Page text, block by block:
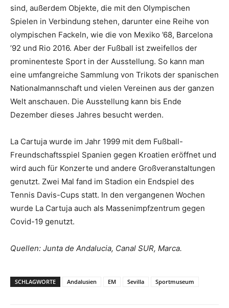
sind, außerdem Objekte, die mit den Olympischen
Spielen in Verbindung stehen, darunter eine Reihe von
olympischen Fackeln, wie die von Mexiko ’68, Barcelona
’92 und Rio 2016. Aber der Fußball ist zweifellos der
prominenteste Sport in der Ausstellung. So kann man
eine umfangreiche Sammlung von Trikots der spanischen
Nationalmannschaft und vielen Vereinen aus der ganzen
Welt anschauen. Die Ausstellung kann bis Ende
Dezember dieses Jahres besucht werden.
La Cartuja wurde im Jahr 1999 mit dem Fußball-
Freundschaftsspiel Spanien gegen Kroatien eröffnet und
wird auch für Konzerte und andere Großveranstaltungen
genutzt. Zwei Mal fand im Stadion ein Endspiel des
Tennis Davis-Cups statt. In den vergangenen Wochen
wurde La Cartuja auch als Massenimpfzentrum gegen
Covid-19 genutzt.
Quellen: Junta de Andalucia, Canal SUR, Marca.
SCHLAGWORTE Andalusien EM Sevilla Sportmuseum